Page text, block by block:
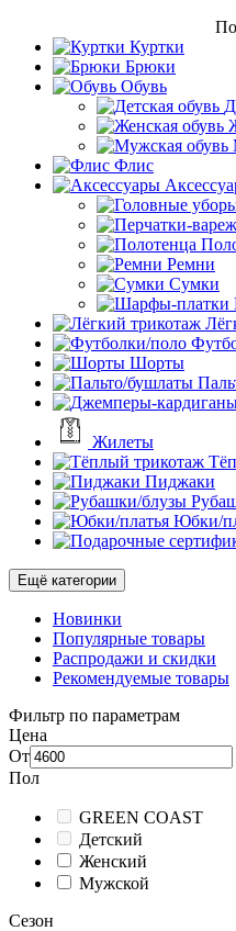
Куртки
Брюки
Обувь
Флис
Ремни
Сумки
Шорты
Жилеты
Пиджаки
Юбки/
Ещё категории
Новинки
Популярные товары
Распродажи и скидки
Рекомендуемые товары
Фильтр по параметрам
Цена
От
Пол
GREEN COAST
Детский
Женский
Мужской
Сезон